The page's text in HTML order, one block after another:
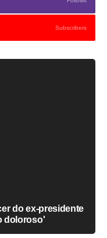
Subscribers
do ex-presidente
doloroso'